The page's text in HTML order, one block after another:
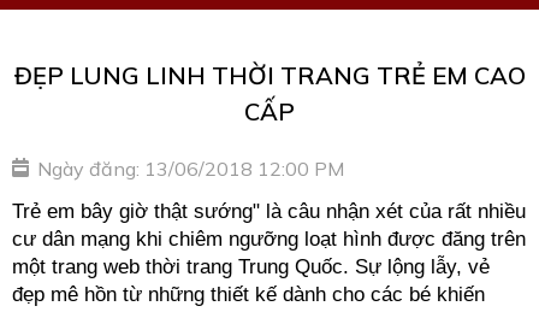
ĐẸP LUNG LINH THỜI TRANG TRẺ EM CAO
CẤP
Ngày đăng: 13/06/2018 12:00 PM
Trẻ em bây giờ thật sướng" là câu nhận xét của rất nhiều
cư dân mạng khi chiêm ngưỡng loạt hình được đăng trên
một trang web thời trang Trung Quốc. Sự lộng lẫy, vẻ
đẹp mê hồn từ những thiết kế dành cho các bé khiến